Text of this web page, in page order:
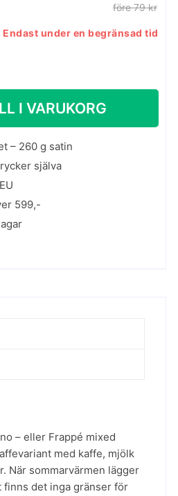
före 79 kr
Endast under en begränsad tid
I VARUKORG
– 260 g satin
själva
599,-
– eller Frappé mixed
med kaffe, mjölk
När sommarvärmen lägger
finns det inga gränser för